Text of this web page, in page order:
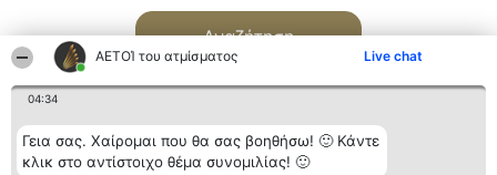
ΑΕΤΟΊ του ατμίσματος Live chat
04:34
Γεια σας. Χαίρομαι που θα σας βοηθήσω! 🙂 Κάντε
κλικ στο αντίστοιχο θέμα συνομιλίας! 🙂
Αναζήτηση